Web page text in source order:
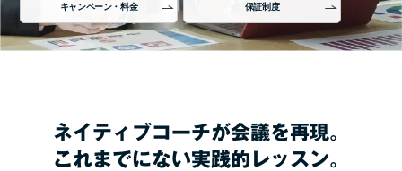
キャンペーン・料金 保証制度
ネイティブコーチが会議を再現。
これまでにない実践的レッスン。